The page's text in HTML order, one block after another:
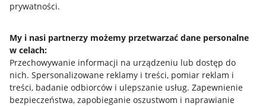
prywatności.
My i nasi partnerzy możemy przetwarzać dane personalne
w celach:
Przechowywanie informacji na urządzeniu lub dostęp do
nich. Spersonalizowane reklamy i treści, pomiar reklam i
treści, badanie odbiorców i ulepszanie usług. Zapewnienie
bezpieczeństwa, zapobieganie oszustwom i naprawianie
Jak to działa
Allegro Gadane dla sprzedających
Allegro Gadane dla kupujących
Mapa miejscowości